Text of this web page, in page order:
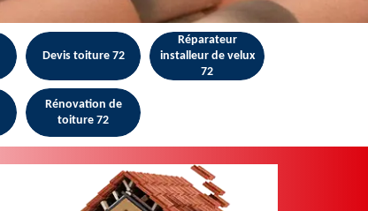
Devis toiture 72
Réparateur
installeur de velux
72
Rénovation de
toiture 72